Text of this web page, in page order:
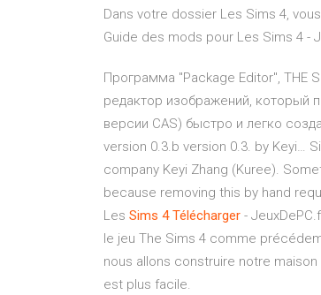
Dans votre dossier Les Sims 4,
Guide des mods pour Les Sims 4 -
Программа "Package Editor", THE
редактор изображений, который
версии CAS) быстро и легко
version 0.3.b version 0.3. by Keyi…
company Keyi Zhang (Kuree).
because removing this by hand
Les Sims 4 Télécharger -
le jeu The Sims 4 comme
nous allons construire notre
est plus facile.